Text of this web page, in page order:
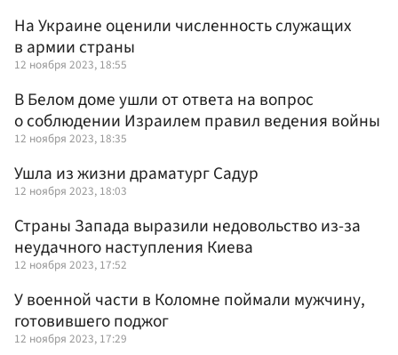
На Украине оценили численность служащих
в армии страны
12 ноября 2023, 18:55
В Белом доме ушли от ответа на вопрос
о соблюдении Израилем правил ведения войны
12 ноября 2023, 18:35
Ушла из жизни драматург Садур
12 ноября 2023, 18:03
Страны Запада выразили недовольство из-за
неудачного наступления Киева
12 ноября 2023, 17:52
У военной части в Коломне поймали мужчину,
готовившего поджог
12 ноября 2023, 17:29